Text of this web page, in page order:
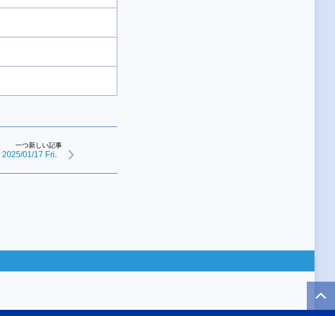
一つ新しい記事
2025/01/17 Fri.